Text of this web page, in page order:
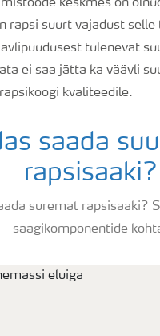
keskmes on
rapsi suurt vajadust selle
tulenevat
ei saa jätta ka väävli
kvaliteedile.
saada
rapsisaaki?
suremat rapsisaaki?
saagikomponentide